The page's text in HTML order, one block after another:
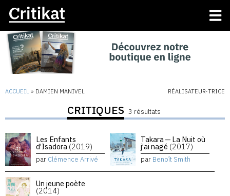
ACCUEIL » DAMIEN MANIVEL RÉALISATEUR·TRICE
CRITIQUES 3 résultats
Les Enfants
d’Isadora (2019)
par Clémence Arrivé
Takara — La Nuit où
j’ai nagé (2017)
par Benoît Smith
Un jeune poète
(2014)